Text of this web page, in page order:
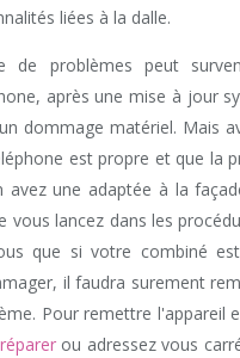
liées à la dalle.
de problèmes peut
après une mise à jour
dommage matériel. Mais
est propre et que la
avez une adaptée à la
vous lancez dans les
que si votre combiné
il faudra surement
Pour remettre l'appareil
ou adressez vous